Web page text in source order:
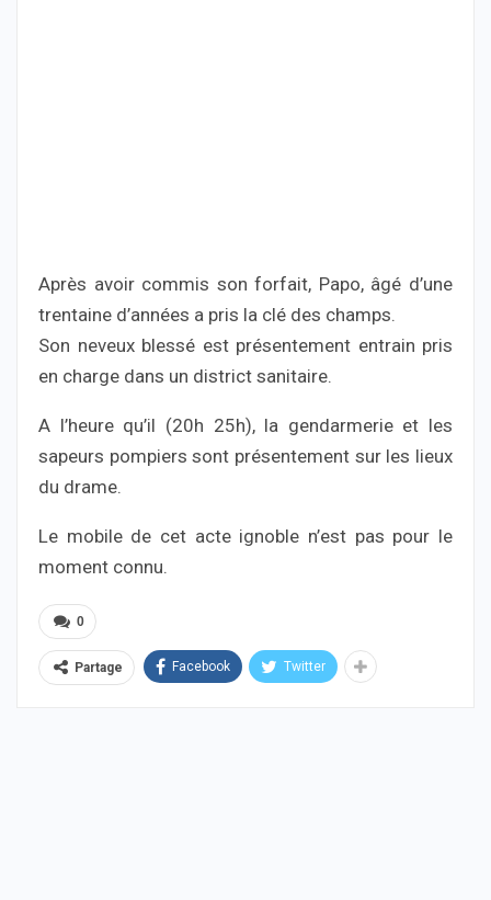
Après avoir commis son forfait, Papo, âgé d’une
trentaine d’années a pris la clé des champs.
Son neveux blessé est présentement entrain pris
en charge dans un district sanitaire.
A l’heure qu’il (20h 25h), la gendarmerie et les
sapeurs pompiers sont présentement sur les lieux
du drame.
Le mobile de cet acte ignoble n’est pas pour le
moment connu.
0
Partage Facebook Twitter